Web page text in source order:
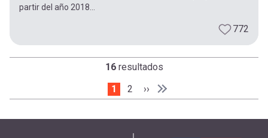
partir del año 2018...
772
16resultados
Página actual
1 Page
2 Siguiente página
›› Última página
Última »